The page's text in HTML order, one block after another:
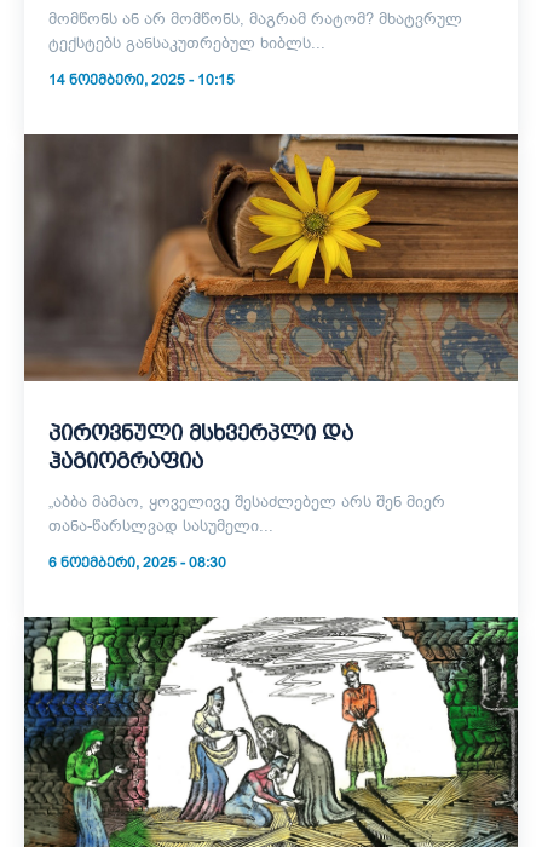
მომწონს ან არ მომწონს, მაგრამ რატომ? მხატვრულ
ტექსტებს განსაკუთრებულ ხიბლს...
14 ᲜᲝᲔᲛᲑᲔᲠᲘ, 2025 - 10:15
პიროვნული მსხვერპლი და
ჰაგიოგრაფია
„აბბა მამაო, ყოველივე შესაძლებელ არს შენ მიერ
თანა-წარსლვად სასუმელი...
6 ᲜᲝᲔᲛᲑᲔᲠᲘ, 2025 - 08:30